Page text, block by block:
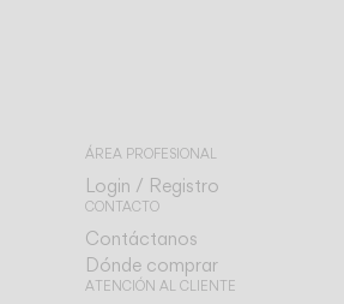
ÁREA PROFESIONAL
Login / Registro
CONTACTO
Contáctanos
Dónde comprar
ATENCIÓN AL CLIENTE